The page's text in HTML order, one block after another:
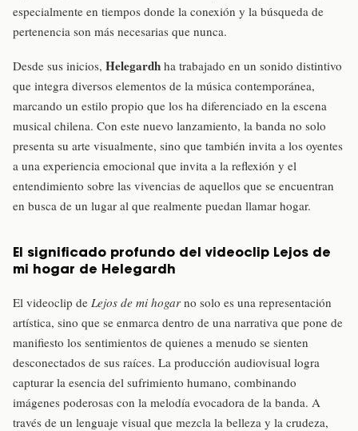
especialmente en tiempos donde la conexión y la búsqueda de
pertenencia son más necesarias que nunca.
Desde sus inicios, Helegardh ha trabajado en un sonido distintivo
que integra diversos elementos de la música contemporánea,
marcando un estilo propio que los ha diferenciado en la escena
musical chilena. Con este nuevo lanzamiento, la banda no solo
presenta su arte visualmente, sino que también invita a los oyentes
a una experiencia emocional que invita a la reflexión y el
entendimiento sobre las vivencias de aquellos que se encuentran
en busca de un lugar al que realmente puedan llamar hogar.
El significado profundo del videoclip Lejos de
mi hogar de Helegardh
El videoclip de Lejos de mi hogarno solo es una representación
artística, sino que se enmarca dentro de una narrativa que pone de
manifiesto los sentimientos de quienes a menudo se sienten
desconectados de sus raíces. La producción audiovisual logra
capturar la esencia del sufrimiento humano, combinando
imágenes poderosas con la melodía evocadora de la banda. A
través de un lenguaje visual que mezcla la belleza y la crudeza,